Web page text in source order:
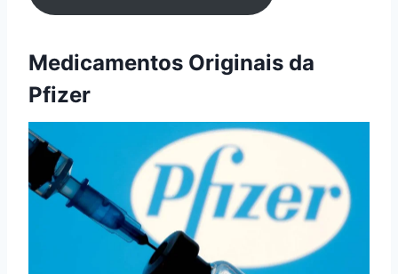
Medicamentos Originais da
Pfizer